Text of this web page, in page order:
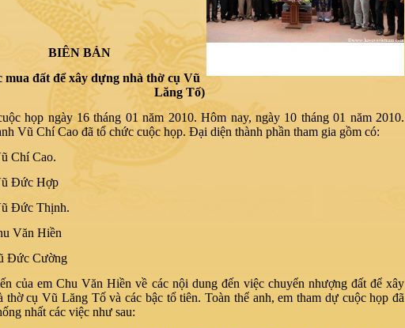
BIÊN BẢN
mua đất để xây dựng nhà thờ cụ Vũ
Lăng Tố)
họp ngày 16 tháng 01 năm 2010. Hôm nay, ngày 10 tháng 01 năm 2010.
Vũ Chí Cao đã tổ chức cuộc họp. Đại diện thành phần tham gia gồm có:
Chí Cao.
Đức Hợp
Đức Thịnh.
Văn Hiền
Đức Cường
của em Chu Văn Hiền về các nội dung đến việc chuyển nhượng đất để xây
thờ cụ Vũ Lăng Tố và các bậc tổ tiên. Toàn thể anh, em tham dự cuộc họp đã
nhất các việc như sau: